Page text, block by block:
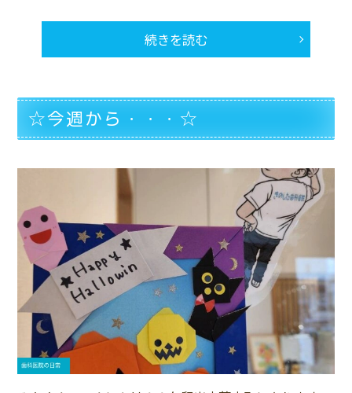
続きを読む
☆今週から・・・☆